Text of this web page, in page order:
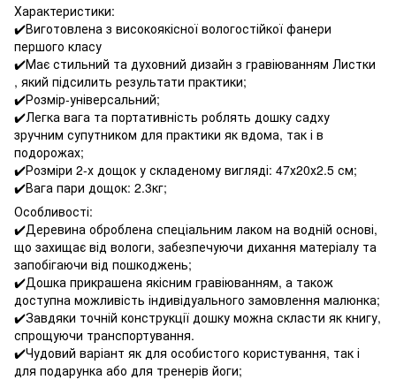
Характеристики:
✔️Виготовлена з високоякісної вологостійкої фанери
першого класу
✔️Має стильний та духовний дизайн з гравіюванням Листки
, який підсилить результати практики;
✔️Розмір-універсальний;
✔️Легка вага та портативність роблять дошку садху
зручним супутником для практики як вдома, так і в
подорожах;
✔️Розміри 2-х дощок у складеному вигляді: 47х20х2.5 см;
✔️Вага пари дощок: 2.3кг;
Особливості:
✔️Деревина оброблена спеціальним лаком на водній основі,
що захищає від вологи, забезпечуючи дихання матеріалу та
запобігаючи від пошкоджень;
✔️Дошка прикрашена якісним гравіюванням, а також
доступна можливість індивідуального замовлення малюнка;
✔️Завдяки точній конструкції дошку можна скласти як книгу,
спрощуючи транспортування.
✔️Чудовий варіант як для особистого користування, так і
для подарунка або для тренерів йоги;